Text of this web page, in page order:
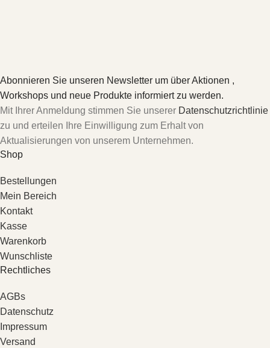
Abonnieren Sie unseren Newsletter um über Aktionen ,
Workshops und neue Produkte informiert zu werden.
Mit Ihrer Anmeldung stimmen Sie unserer Datenschutzrichtlinie
zu und erteilen Ihre Einwilligung zum Erhalt von
Aktualisierungen von unserem Unternehmen.
Shop
Bestellungen
Mein Bereich
Kontakt
Kasse
Warenkorb
Wunschliste
Rechtliches
AGBs
Datenschutz
Impressum
Versand